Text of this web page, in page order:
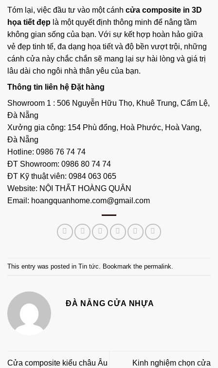
Tóm lại, việc đầu tư vào một cánh cửa composite in 3D
họa tiết đẹp là một quyết định thông minh để nâng tầm
không gian sống của bạn. Với sự kết hợp hoàn hảo giữa
vẻ đẹp tinh tế, đa dạng họa tiết và độ bền vượt trội, những
cánh cửa này chắc chắn sẽ mang lại sự hài lòng và giá trị
lâu dài cho ngôi nhà thân yêu của bạn.
Thông tin liên hệ Đặt hàng
Showroom 1 : 506 Nguyễn Hữu Thọ, Khuê Trung, Cẩm Lệ,
Đà Nẵng
Xưởng gia công: 154 Phù đổng, Hoà Phước, Hoà Vang,
Đà Nẵng
Hotline: 0986 76 74 74
ĐT Showroom: 0986 80 74 74
ĐT Kỹ thuật viên: 0984 063 065
Website: NỘI THẤT HOÀNG QUÂN
Email: hoangquanhome.com@gmail.com
This entry was posted in Tin tức . Bookmark the permalink
ĐÀ NẴNG CỬA NHỰA
Cửa composite kiểu châu Âu
Kinh nghiệm chọn cửa